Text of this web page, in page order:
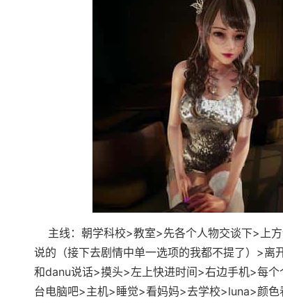
主线：朝学科校>教室>先各个人物交谈下>上
说的（接下去剧情中单一选项的我都不提了）>
和danu说话>摸头>左上快进时间>右边手机>每
台电脑吧>主机>睡觉>看妈妈>去学校>luna>颜